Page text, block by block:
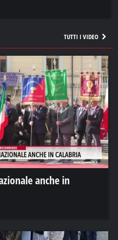
TUTTI I VIDEO
anche in